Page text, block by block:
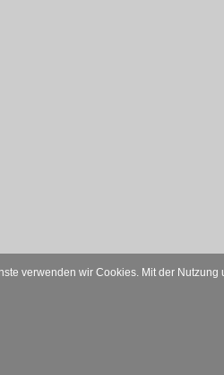
verwenden wir Cookies. Mit der